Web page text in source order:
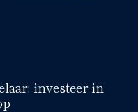
investeer in